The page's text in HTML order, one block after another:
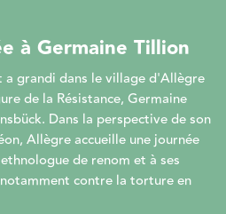
à Germaine Tillion
a grandi dans le village d'Allègre
de la Résistance, Germaine
Dans la perspective de son
Allègre accueille une journée
de renom et à ses
contre la torture en